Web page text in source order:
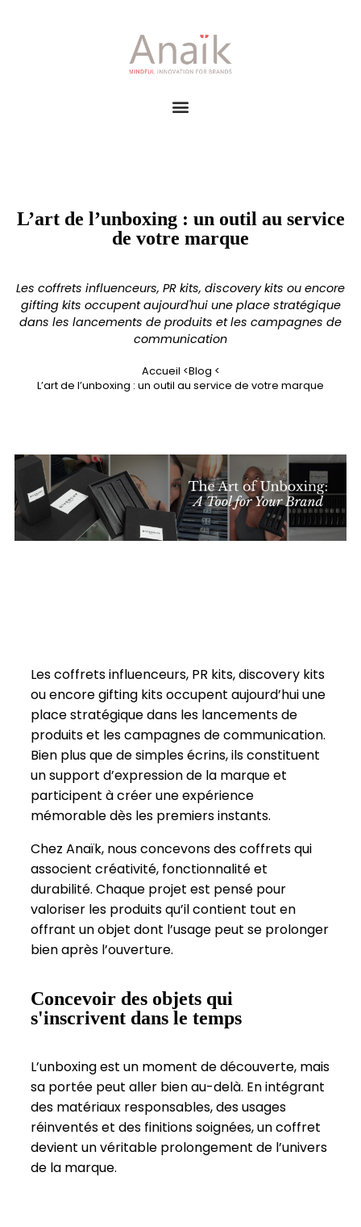
L’art de l’unboxing : un outil au service
de votre marque
Les coffrets influenceurs, PR kits, discovery kits ou encore
gifting kits occupent aujourd'hui une place stratégique
dans les lancements de produits et les campagnes de
communication
Accueil <Blog <
L’art de l’unboxing : un outil au service de votre marque
Les coffrets influenceurs, PR kits, discovery kits
ou encore gifting kits occupent aujourd’hui une
place stratégique dans les lancements de
produits et les campagnes de communication.
Bien plus que de simples écrins, ils constituent
un support d’expression de la marque et
participent à créer une expérience
mémorable dès les premiers instants.
Chez Anaïk, nous concevons des coffrets qui
associent créativité, fonctionnalité et
durabilité. Chaque projet est pensé pour
valoriser les produits qu’il contient tout en
offrant un objet dont l’usage peut se prolonger
bien après l’ouverture.
Concevoir des objets qui
s'inscrivent dans le temps
L’unboxing est un moment de découverte, mais
sa portée peut aller bien au-delà. En intégrant
des matériaux responsables, des usages
réinventés et des finitions soignées, un coffret
devient un véritable prolongement de l’univers
de la marque.